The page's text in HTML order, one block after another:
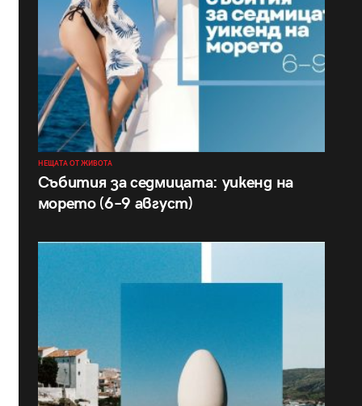
НЕЩАТА ОТ ЖИВОТА
Събития за седмицата: уикенд на
морето (6–9 август)